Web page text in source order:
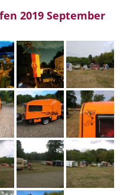
2019 September